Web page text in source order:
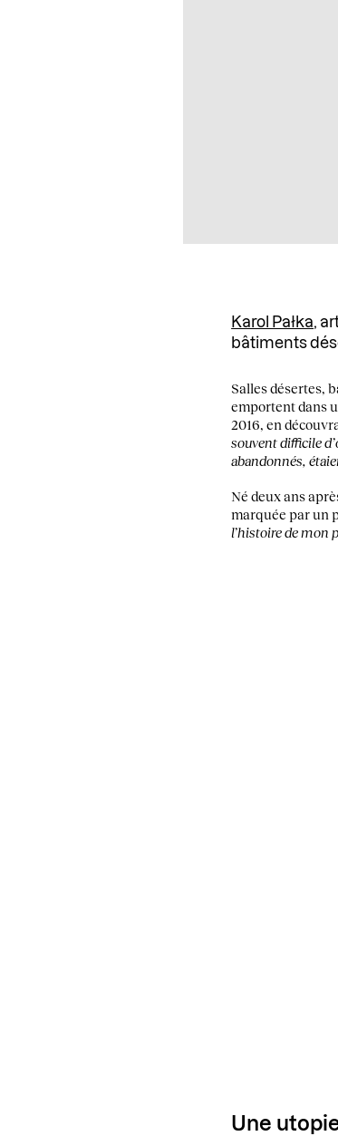
Karol Pałka,
bâtiments
Salles désertes,
emportent dans
2016, en
souvent difficile
abandonnés,
Né deux ans
marquée par un
l’histoire de mon
Une